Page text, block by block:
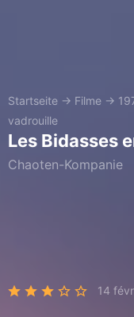
Startseite → Filme →
vadrouille
Les Bidasses
Chaoten-Kompanie
14